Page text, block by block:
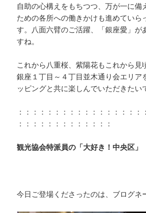
自助の心構えをもちつつ、万が一に備
ための各所への働きかけも進めていら
す。八面六臂のご活躍、「銀座愛」が
すね。
これから八重桜、紫陽花もこれから見
銀座１丁目～４丁目並木通り会エリア
ッピングと共に楽しんでいただきたい
：：：：：：：：：：：：：：：：：
：：：：：：：：：：：：：
観光協会特派員の「大好き！中央区」
今日ご登場くださったのは、ブログネ